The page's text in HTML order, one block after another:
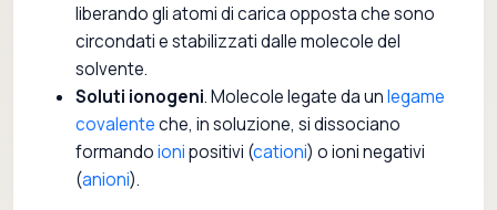
liberando gli atomi di carica opposta che sono
circondati e stabilizzati dalle molecole del
solvente.
Soluti ionogeni. Molecole legate da unlegame
covalenteche, in soluzione, si dissociano
formandoionipositivi (cationi) o ioni negativi
(anioni).